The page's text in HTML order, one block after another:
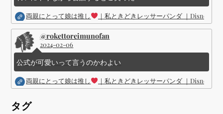
両親にとって娘は推し ｜私ときどきレッサーパンダ ｜Disney (
@rokettoreimunofan
2024-02-06
公式が可愛いって言うのかわよい
両親にとって娘は推し ｜私ときどきレッサーパンダ ｜Disney (
タグ